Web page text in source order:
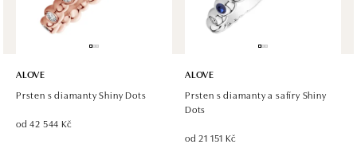
ALOVE
Prsten s diamanty Shiny Dots
od 42 544 Kč
ALOVE
Prsten s diamanty a safíry Shiny
Dots
od 21 151 Kč